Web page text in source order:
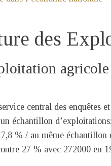
des
central des enquêtes
échantillon
% / au même
27 % avec 272000 en